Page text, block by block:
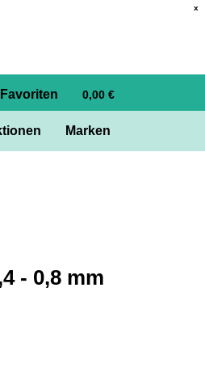
Favoriten 0,00 €
Marken
- 0,8 mm
x